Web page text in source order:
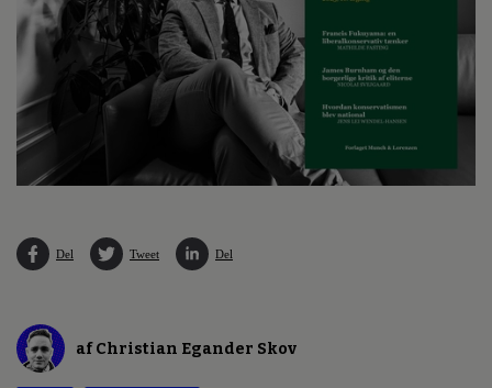
Del Tweet Del
af Christian Egander Skov